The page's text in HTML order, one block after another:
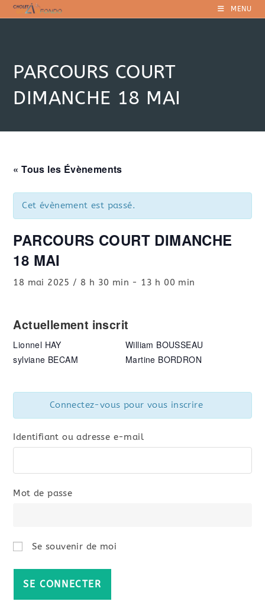
Skip
to
MENU
PARCOURS COURT
DIMANCHE 18 MAI
« Tous les Évènements
Cet évènement est passé.
PARCOURS COURT DIMANCHE
18 MAI
18 mai 2025 / 8 h 30 min - 13 h 00 min
Actuellement inscrit
Lionnel HAY
sylviane BECAM
William BOUSSEAU
Martine BORDRON
Connectez-vous pour vous inscrire
Identifiant ou adresse e-mail
Mot de passe
Se souvenir de moi